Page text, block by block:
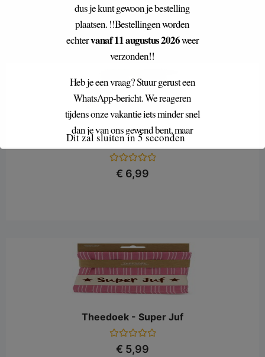
Spiegel - Juf
Gewaardeerd
€ 6,99
Theedoek - Super Juf
Gewaardeerd
€ 5,99
dus je kunt gewoon je bestelling
plaatsen. !!Bestellingen worden
echtervanaf 11 augustus 2026weer
verzonden!!
Heb je een vraag? Stuur gerust een
WhatsApp-bericht. We reageren
tijdens onze vakantie iets minder snel
dan je van ons gewend bent, maar
doen uiteraard ons best om je zo snel
mogelijk te helpen.
Dit zal sluiten in4seconden